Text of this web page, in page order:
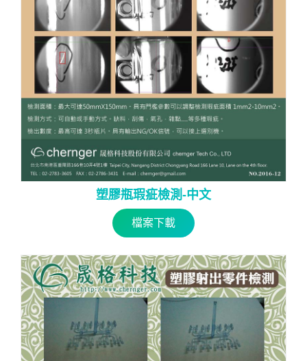
塑膠瓶瑕疵檢測-中文
檔案下載